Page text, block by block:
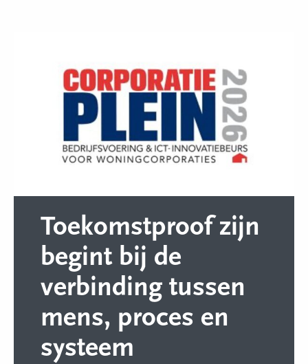
Toekomstproof zijn
begint bij de
verbinding tussen
mens, proces en
systeem